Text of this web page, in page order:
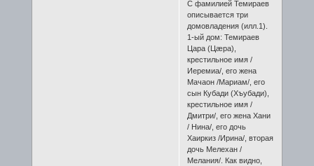
С фамилией Темираев
описывается три
домовладения (илл.1).
1-ый дом: Темираев
Цара (Цæра),
крестильное имя /
Иеремиа/, его жена
Мачаон /Мариам/, его
сын Кубади (Хъубади),
крестильное имя /
Дмитри/, его жена Хани
/ Нина/, его дочь
Хаиркиз /Ирина/, вторая
дочь Мелехан /
Мелания/. Как видно,